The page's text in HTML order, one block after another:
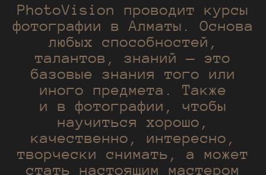
PhotoVision проводит курсы
фотографии в Алматы.
Основа
любых способностей,
талантов, знаний — это
базовые знания того или
иного предмета. Также
и в фотографии, чтобы
научиться хорошо,
качественно, интересно,
творчески снимать, а может
стать настоящим мастером